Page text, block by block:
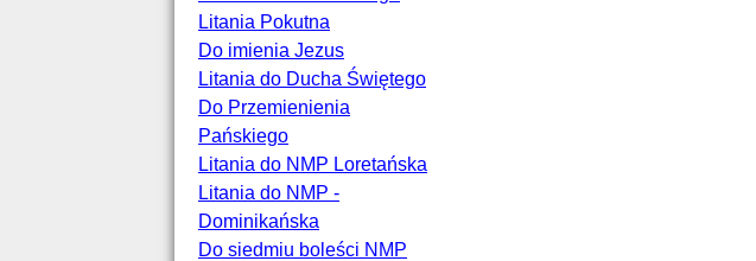
Litania Pokutna
Do imienia Jezus
Litania do Ducha Świętego
Do Przemienienia
Pańskiego
Litania do NMP Loretańska
Litania do NMP -
Dominikańska
Do siedmiu boleści NMP